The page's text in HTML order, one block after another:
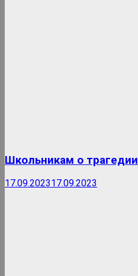
Школьникам о
17.09.202317.09.2023